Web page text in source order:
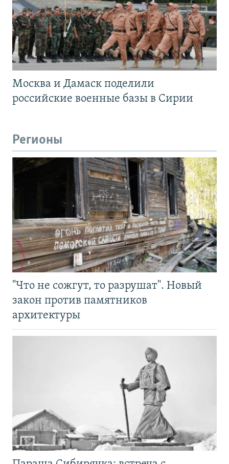
Москва и Дамаск поделили
российские военные базы в Сирии
Регионы
"Что не сожгут, то разрушат". Новый
закон против памятников
архитектуры